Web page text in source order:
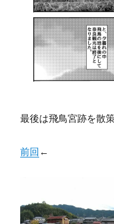
最後は飛鳥宮跡を散
前回 ←